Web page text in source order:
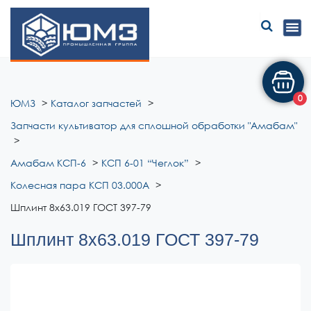
ЮМЗ
ЮМЗ
Каталог запчастей
Запчасти культиватор для сплошной обработки "Амабам"
Амабам КСП-6
КСП 6-01 “Чеглок”
Колесная пара КСП 03.000А
Шплинт 8х63.019 ГОСТ 397-79
Шплинт 8х63.019 ГОСТ 397-79
0